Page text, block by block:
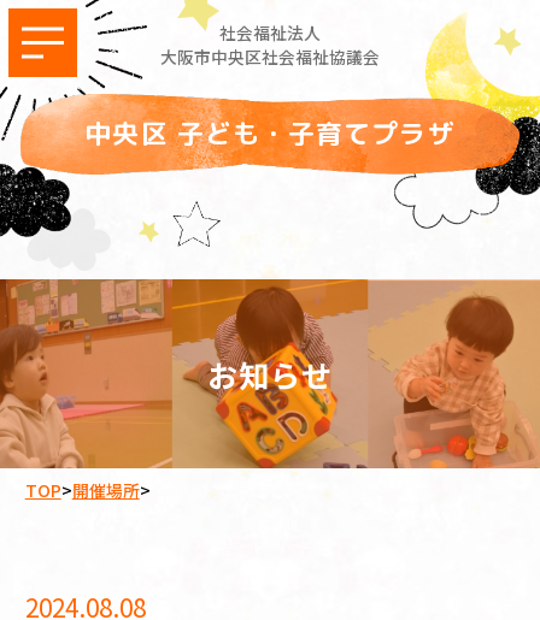
社会福祉法人
大阪市中央区社会福祉協議会
中央区 子ども・子育てプラザ
お知らせ
TOP>開催場所>
2024.08.08